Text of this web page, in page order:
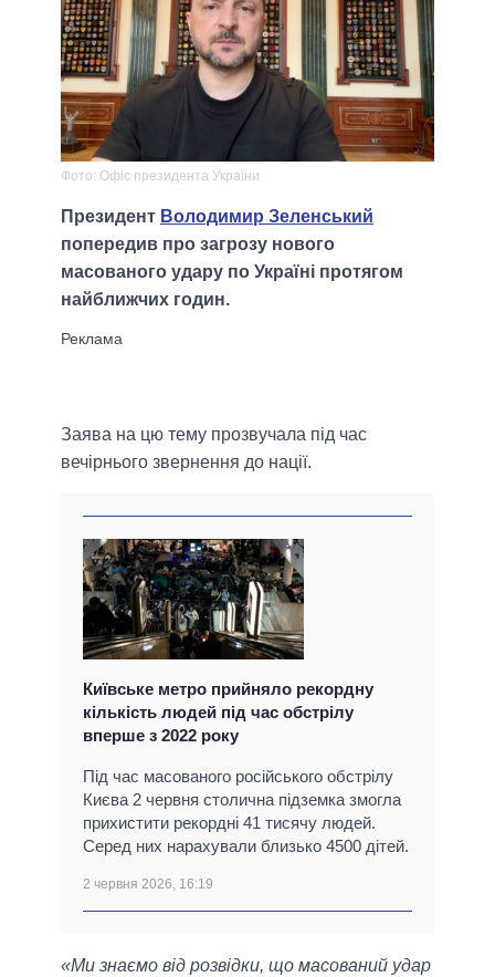
Фото: Офіс президента України
Президент Володимир Зеленський
попередив про загрозу нового
масованого удару по Україні протягом
найближчих годин.
Заява на цю тему прозвучала під час
вечірнього звернення до нації.
Київське метро прийняло рекордну
кількість людей під час обстрілу
вперше з 2022 року
Під час масованого російського обстрілу
Києва 2 червня столична підземка змогла
прихистити рекордні 41 тисячу людей.
Серед них нарахували близько 4500 дітей.
2 червня 2026, 16:19
«Ми знаємо від розвідки, що масований удар